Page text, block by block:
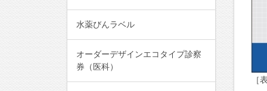
［
水薬びんラベル
オーダーデザインエコタイプ診察
券（医科）